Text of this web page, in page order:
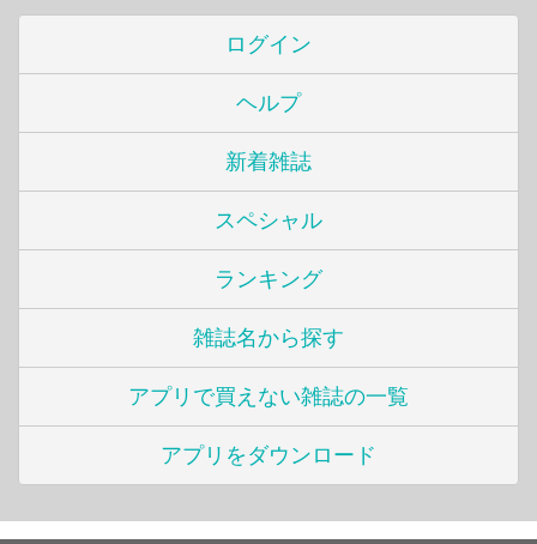
ログイン
ヘルプ
新着雑誌
スペシャル
ランキング
雑誌名から探す
アプリで買えない雑誌の一覧
アプリをダウンロード